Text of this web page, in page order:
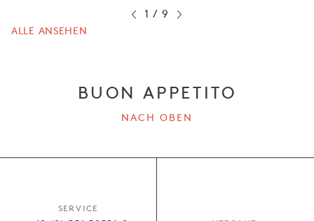
1 / 9
ALLE ANSEHEN
BUON APPETITO
NACH OBEN
SERVICE